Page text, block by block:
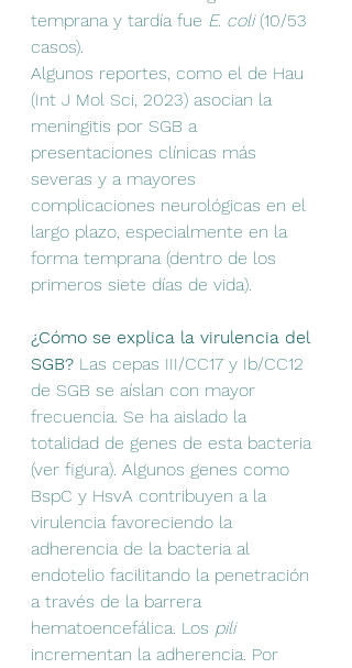
temprana y tardía fue E. coli (10/53
casos).
Algunos reportes, como el de Hau
(Int J Mol Sci, 2023) asocian la
meningitis por SGB a
presentaciones clínicas más
severas y a mayores
complicaciones neurológicas en el
largo plazo, especialmente en la
forma temprana (dentro de los
primeros siete días de vida).
¿Cómo se explica la virulencia del
SGB? Las cepas III/CC17 y Ib/CC12
de SGB se aíslan con mayor
frecuencia. Se ha aislado la
totalidad de genes de esta bacteria
(ver figura). Algunos genes como
BspC y HsvA contribuyen a la
virulencia favoreciendo la
adherencia de la bacteria al
endotelio facilitando la penetración
a través de la barrera
hematoencefálica. Los pili
incrementan la adherencia. Por